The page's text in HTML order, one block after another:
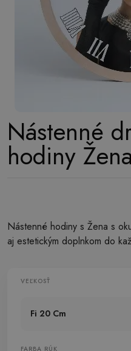
Nástenné
hodiny
Nástenné hodiny s Žena s
aj estetickým doplnkom do
VEĽKOSŤ
Fi 20 Cm
FARBA RÚK